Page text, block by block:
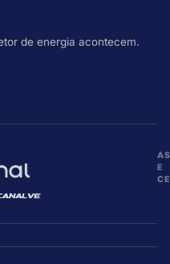
de energia acontecem.
E